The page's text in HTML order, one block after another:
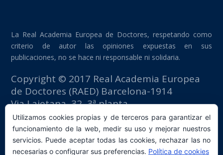
La Real Academia Europea de Doctores, respetando como
criterio de autor las opiniones expuestas en sus
publicaciones, no se hace ni responsable ni solidaria.
Copyright © 2017 Real Academia Europea
de Doctores (RAED) Barcelona-1914
Via Laietana, 32, 3ª planta
Edificio Fomento del Trabajo
08003 Barcelona (España)
tlf: +34 93 667 40 54
Utilizamos cookies propias y de terceros para garantizar el
funcionamiento de la web, medir su uso y mejorar nuestros
servicios. Puede aceptar todas las cookies, rechazar las no
necesarias o configurar sus preferencias. Política de cookies